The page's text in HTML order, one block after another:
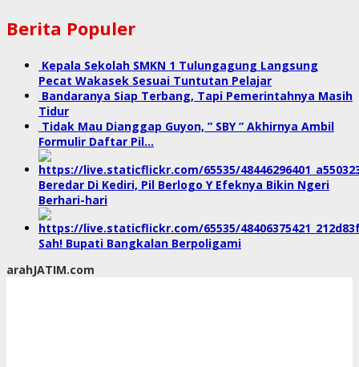
Berita Populer
Kepala Sekolah SMKN 1 Tulungagung Langsung
Pecat Wakasek Sesuai Tuntutan Pelajar
Bandaranya Siap Terbang, Tapi Pemerintahnya Masih
Tidur
Tidak Mau Dianggap Guyon, ” SBY ” Akhirnya Ambil
Formulir Daftar Pil…
Beredar Di Kediri, Pil Berlogo Y Efeknya Bikin Ngeri
Berhari-hari
Sah! Bupati Bangkalan Berpoligami
arahJATIM.com